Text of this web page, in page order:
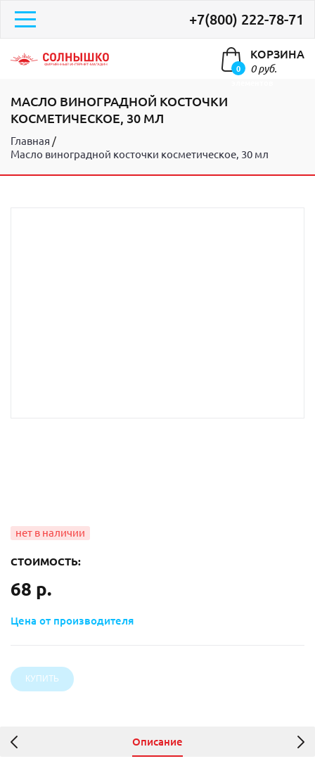
+7(800) 222-78-71
0
КОРЗИНА
0 руб.
МАСЛО ВИНОГРАДНОЙ КОСТОЧКИ
КОСМЕТИЧЕСКОЕ, 30 МЛ
Главная
Масло виноградной косточки косметическое, 30 мл
СТОИМОСТЬ:
68 р.
Цена от производителя
Описание